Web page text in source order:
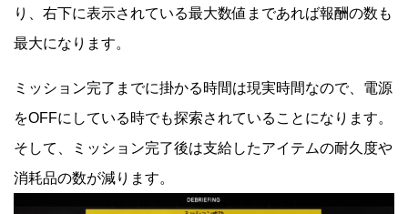
り、右下に表示されている最大数値まであれば報酬の数も
最大になります。
ミッション完了までに掛かる時間は現実時間なので、電源
をOFFにしている時でも探索されていることになります。
そして、ミッション完了後は支給したアイテムの耐久度や
消耗品の数が減ります。